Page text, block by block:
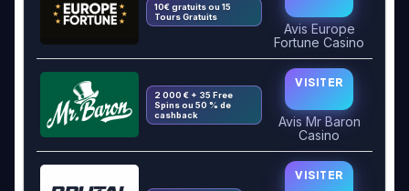
10€ gratuits ou 15
Tours Gratuits
Avis Europe
Fortune Casino
2 000 € + 35 Free
Spins ou 50 % de
cashback
VISITER
Avis Mr Baron
Casino
VISITER